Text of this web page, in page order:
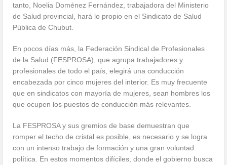
tanto, Noelia Doménez Fernández, trabajadora del Ministerio
de Salud provincial, hará lo propio en el Sindicato de Salud
Pública de Chubut.
En pocos días más, la Federación Sindical de Profesionales
de la Salud (FESPROSA), que agrupa trabajadores y
profesionales de todo el país, elegirá una conducción
encabezada por cinco mujeres del interior. Es muy frecuente
que en sindicatos con mayoría de mujeres, sean hombres los
que ocupen los puestos de conducción más relevantes.
La FESPROSA y sus gremios de base demuestran que
romper el techo de cristal es posible, es necesario y se logra
con un intenso trabajo de formación y una gran voluntad
política. En estos momentos difíciles, donde el gobierno busca